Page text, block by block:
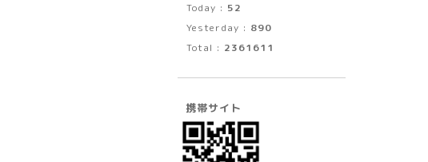
Today : 52
Yesterday : 890
Total : 2361611
携帯サイト